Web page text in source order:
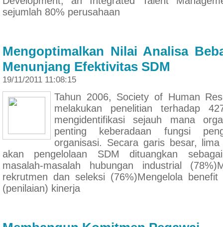
sejumlah 80% perusahaan
Mengoptimalkan Nilai Analisa
Menunjang Efektivitas SDM
19/11/2011 11:08:15
Tahun 2006, Society of Human
melakukan penelitian terhadap
mengidentifikasi sejauh mana
penting keberadaan fungsi
organisasi. Secara garis besar,
akan pengelolaan SDM dituangkan
masalah-masalah hubungan industrial
rekrutmen dan seleksi (76%)Mengelola benefit
(penilaian) kinerja